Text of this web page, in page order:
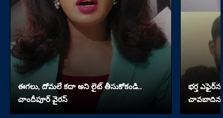
ఈగలు, దోమలే కదా అని లైట్ తీసుకోకండి..
చాందీపూర్ వైరస్
భర్త
చావబాదిన